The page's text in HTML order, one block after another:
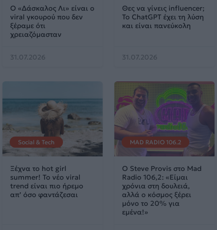
Ο «Δάσκαλος Λι» είναι ο
viral γκουρού που δεν
ξέραμε ότι
χρειαζόμασταν
31.07.2026
Θες να γίνεις influencer;
Το ChatGPT έχει τη λύση
και είναι πανεύκολη
31.07.2026
Social & Tech
Ξέχνα το hot girl
summer! Το νέο viral
trend είναι πιο ήρεμο
απ’ όσο φαντάζεσαι
MAD RADIO 106.2
Ο Steve Provis στο Mad
Radio 106,2: «Είμαι
χρόνια στη δουλειά,
αλλά ο κόσμος ξέρει
μόνο το 20% για
εμένα!»